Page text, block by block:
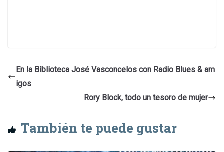
En la Biblioteca José Vasconcelos con Radio Blues & am
igos
Rory Block, todo un tesoro de mujer
También te puede gustar